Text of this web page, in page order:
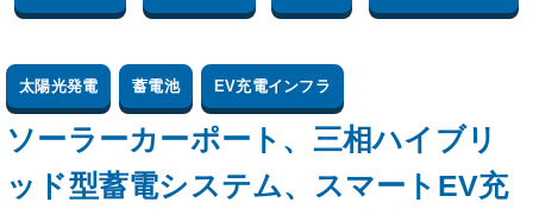
太陽光発電 蓄電池 EV充電インフラ
ソーラーカーポート、三相ハイブリ
ッド型蓄電システム、スマートEV充